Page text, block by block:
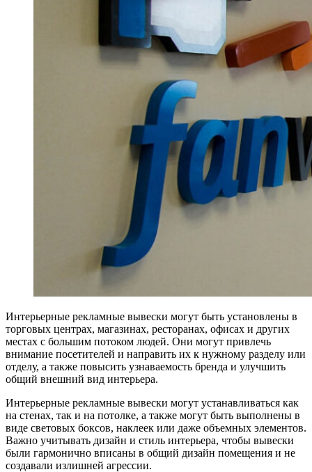
Интерьерные рекламные вывески могут быть установлены в
торговых центрах, магазинах, ресторанах, офисах и других
местах с большим потоком людей. Они могут привлечь
внимание посетителей и направить их к нужному разделу или
отделу, а также повысить узнаваемость бренда и улучшить
общий внешний вид интерьера.
Интерьерные рекламные вывески могут устанавливаться как
на стенах, так и на потолке, а также могут быть выполнены в
виде световых боксов, наклеек или даже объемных элементов.
Важно учитывать дизайн и стиль интерьера, чтобы вывески
были гармонично вписаны в общий дизайн помещения и не
создавали излишней агрессии.